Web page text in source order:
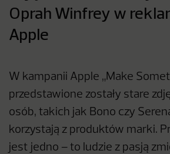
Oprah Winfrey w
Apple
W kampanii Apple „Make
przedstawione zostały stare
osób, takich jak Bono czy
korzystają z produktów marki.
jest jedno – to ludzie z pasją